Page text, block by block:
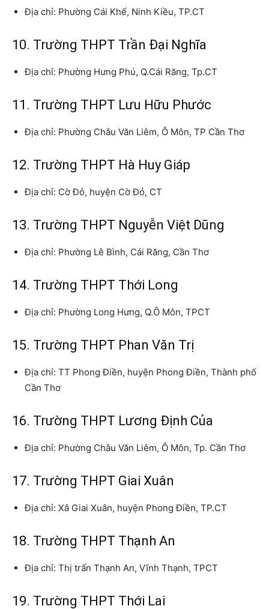
Địa chỉ: Phường Cái Khế, Ninh Kiều, TP.CT
10. Trường THPT Trần Đại Nghĩa
Địa chỉ: Phường Hưng Phú, Q.Cái Răng, Tp.CT
11. Trường THPT Lưu Hữu Phước
Địa chỉ: Phường Châu Văn Liêm, Ô Môn, TP Cần Thơ
12. Trường THPT Hà Huy Giáp
Địa chỉ: Cờ Đỏ, huyện Cờ Đỏ, CT
13. Trường THPT Nguyễn Việt Dũng
Địa chỉ: Phường Lê Bình, Cái Răng, Cần Thơ
14. Trường THPT Thới Long
Địa chỉ: Phường Long Hưng, Q.Ô Môn, TPCT
15. Trường THPT Phan Văn Trị
Địa chỉ: TT Phong Điền, huyện Phong Điền, Thành phố
Cần Thơ
16. Trường THPT Lương Định Của
Địa chỉ: Phường Châu Văn Liêm, Ô Môn, Tp. Cần Thơ
17. Trường THPT Giai Xuân
Địa chỉ: Xã Giai Xuân, huyện Phong Điền, TP.CT
18. Trường THPT Thạnh An
Địa chỉ: Thị trấn Thạnh An, Vĩnh Thạnh, TPCT
19. Trường THPT Thới Lai